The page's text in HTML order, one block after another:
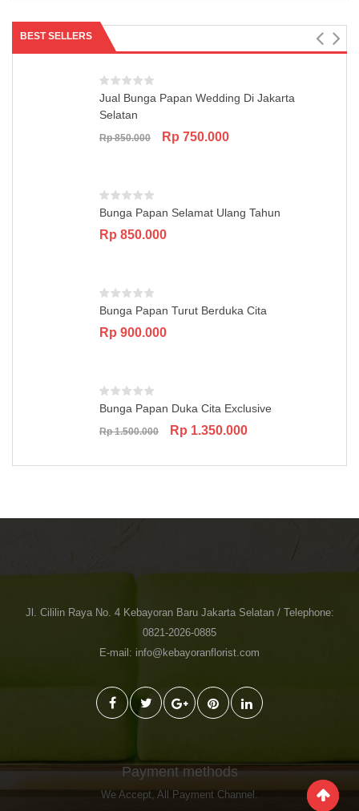
BEST SELLERS
Jual Bunga Papan Wedding Di Jakarta
Selatan
Rp850.000
Original
Rp 750.000Current
Bunga Papan Selamat Ulang Tahun
Rp 850.000
Bunga Papan Turut Berduka Cita
Rp 900.000
Bunga Papan Duka Cita Exclusive
Rp1.500.000
Original
Rp 1.350.000Current
Jl. Cililin Raya No. 4 Kebayoran Baru Jakarta Selatan / Telephone:
0821-2026-0885
E-mail: info@kebayoranflorist.com
Payment methods
We Accept, All Payment Channel .